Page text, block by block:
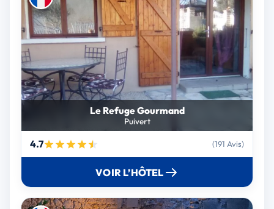
Le Refuge Gourmand
Puivert
4.7 (191 Avis)
VOIR L’HÔTEL